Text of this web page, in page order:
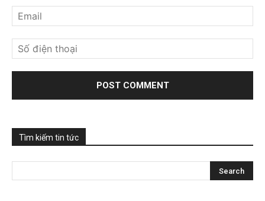
Tìm kiếm tin tức